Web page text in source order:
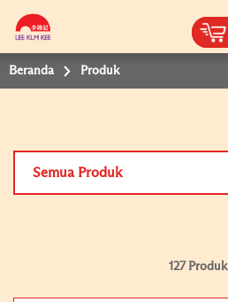
Beranda Produk
Semua Produk
127 Produk